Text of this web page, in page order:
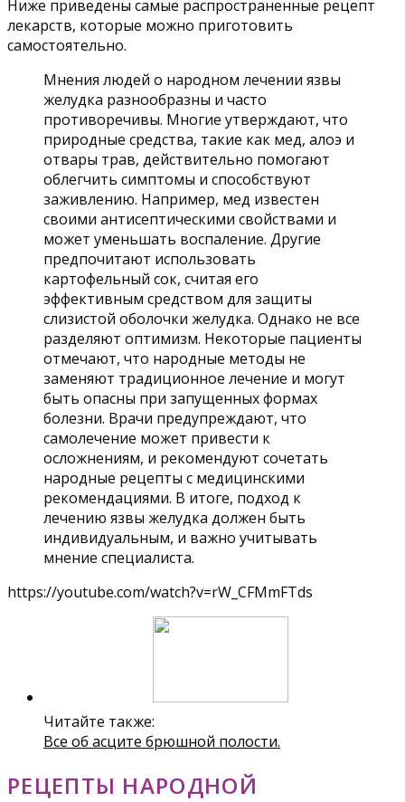
Ниже приведены самые распространенные рецепт
лекарств, которые можно приготовить
самостоятельно.
Мнения людей о народном лечении язвы
желудка разнообразны и часто
противоречивы. Многие утверждают, что
природные средства, такие как мед, алоэ и
отвары трав, действительно помогают
облегчить симптомы и способствуют
заживлению. Например, мед известен
своими антисептическими свойствами и
может уменьшать воспаление. Другие
предпочитают использовать
картофельный сок, считая его
эффективным средством для защиты
слизистой оболочки желудка. Однако не все
разделяют оптимизм. Некоторые пациенты
отмечают, что народные методы не
заменяют традиционное лечение и могут
быть опасны при запущенных формах
болезни. Врачи предупреждают, что
самолечение может привести к
осложнениям, и рекомендуют сочетать
народные рецепты с медицинскими
рекомендациями. В итоге, подход к
лечению язвы желудка должен быть
индивидуальным, и важно учитывать
мнение специалиста.
https://youtube.com/watch?v=rW_CFMmFTds
Читайте также:
Все об асците брюшной полости.
РЕЦЕПТЫ НАРОДНОЙ